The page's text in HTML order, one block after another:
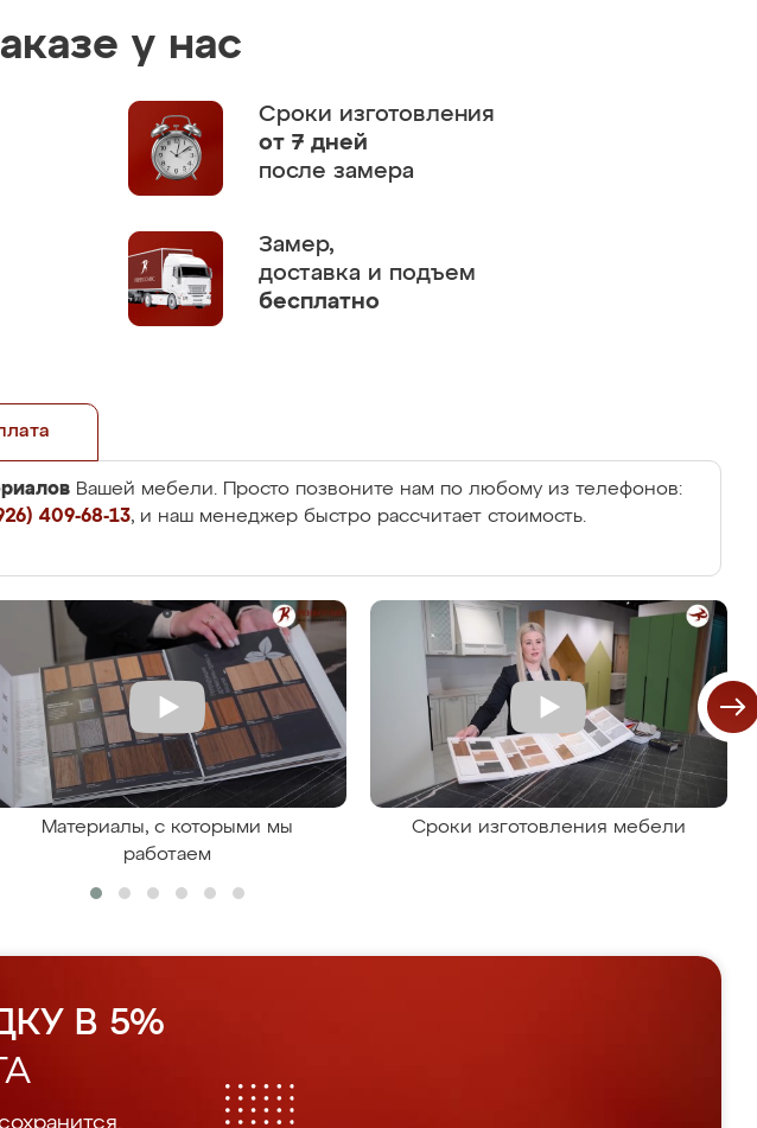
у нас
Сроки изготовления
от 7 дней
после замера
Замер,
доставка и подъем
бесплатно
Вашей мебели. Просто позвоните нам по любому из телефонов:
409-68-13, и наш менеджер быстро рассчитает стоимость.
Материалы, с которыми мы
работаем
Сроки изготовления мебели
В 5%